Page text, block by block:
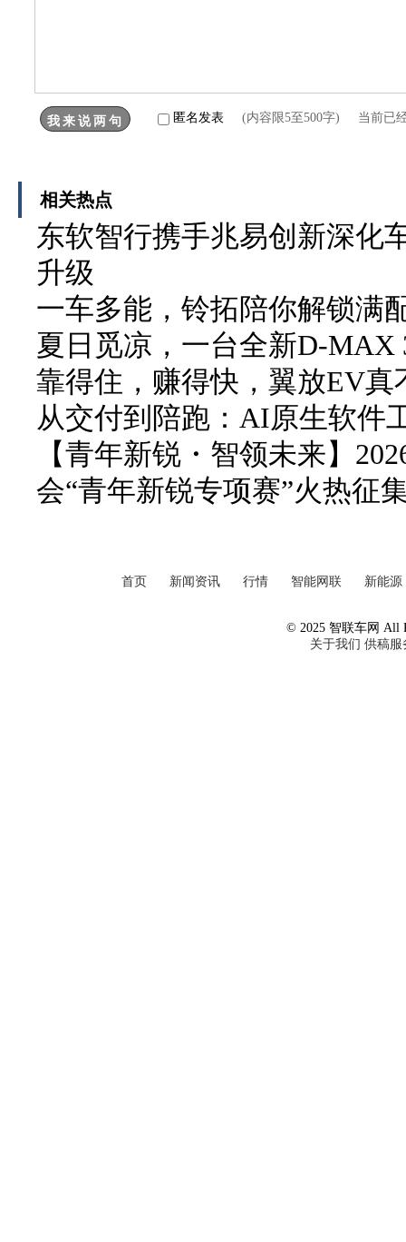
匿名发表 (内容限5至500字) 当前已
相关热点
东软智行携手兆易创新深化
升级
一车多能，铃拓陪你解锁满
夏日觅凉，一台全新D-MAX
靠得住，赚得快，翼放EV真
从交付到陪跑：AI原生软件
【青年新锐・智领未来】
会“青年新锐专项赛”火热征
首页 新闻资讯 行情 智能网联 新能源
© 2025 智联车网 All
关于我们 供稿服